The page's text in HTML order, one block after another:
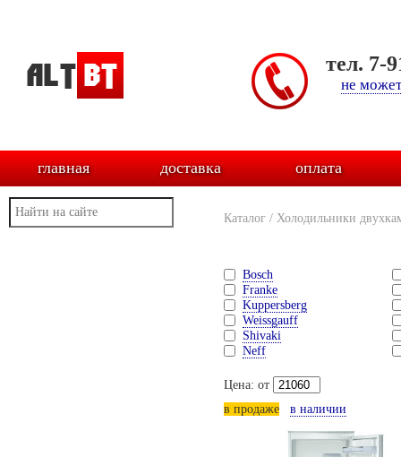
тел. 7-
не
главная доставка оплата
Каталог / Холодильники
Bosch
Franke
Kuppersberg
Weissgauff
Shivaki
Neff
Цена: от
в продаже
в наличии